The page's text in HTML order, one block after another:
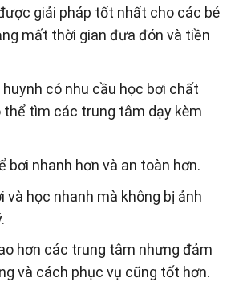
giải pháp tốt nhất cho các bé
mất thời gian đưa đón và tiền
có nhu cầu học bơi chất
thể tìm các trung tâm dạy kèm
bơi nhanh hơn và an toàn hơn.
và học nhanh mà không bị ảnh
hơn các trung tâm nhưng đảm
và cách phục vụ cũng tốt hơn.